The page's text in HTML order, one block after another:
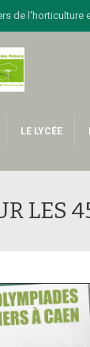
de l'horticulture
LE LYCÉE
LES